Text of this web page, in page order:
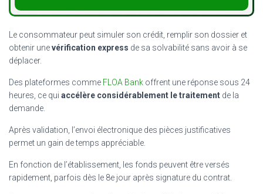
Le consommateur peut simuler son crédit, remplir son dossier et
obtenir unevérification express de sa solvabilité sans avoir à se
déplacer.
Des plateformes comme FLOA Bank offrent une réponse sous 24
heures, ce qui accélère considérablement le traitement de la
demande.
Après validation, l’envoi électronique des pièces justificatives
permet un gain de temps appréciable.
En fonction de l’établissement, les fonds peuvent être versés
rapidement, parfois dès le 8e jour après signature du contrat.